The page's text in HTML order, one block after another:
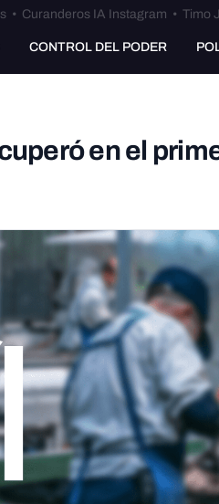
• Curanderos IA Instagram • Timo
CONTROL DEL PODER
en el